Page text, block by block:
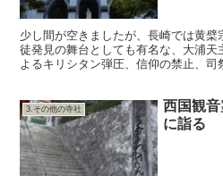
少し間が空きましたが、長崎では黄
徒発見の舞台としても有名な、大浦天
よるキリシタン弾圧、信仰の禁止、司
3.その他の寺社
西国観
に詣る